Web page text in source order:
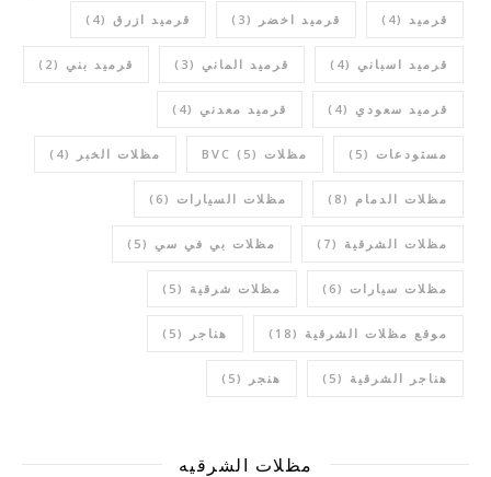
قرميد (4) قرميد اخضر (3) قرميد ازرق (4)
قرميد اسباني (4) قرميد الماني (3) قرميد بني (2)
قرميد سعودي (4) قرميد معدني (4)
مستودعات (5) مظلات BVC (5) مظلات الخبر (4)
مظلات الدمام (8) مظلات السيارات (6)
مظلات الشرقية (7) مظلات بي في سي (5)
مظلات سيارات (6) مظلات شرقية (5)
موقع مظلات الشرقية (18) هناجر (5)
هناجر الشرقية (5) هنجر (5)
مظلات الشرقيه